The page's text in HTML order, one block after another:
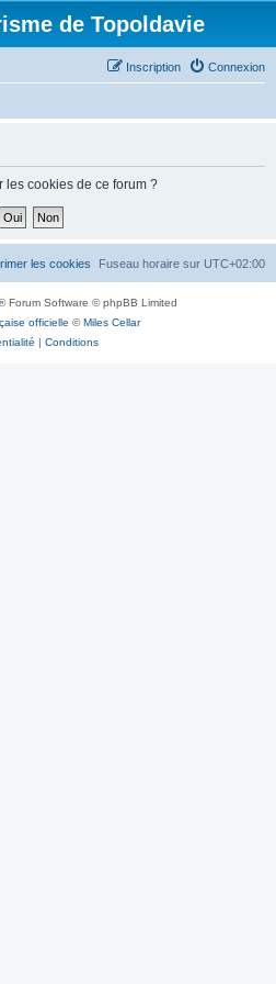
de Topoldavie
Connexion
Inscription
les cookies de ce forum ?
Fuseau horaire sur UTC+02:00
les cookies
Forum Software © phpBB Limited
officielle ©Miles Cellar
| Conditions